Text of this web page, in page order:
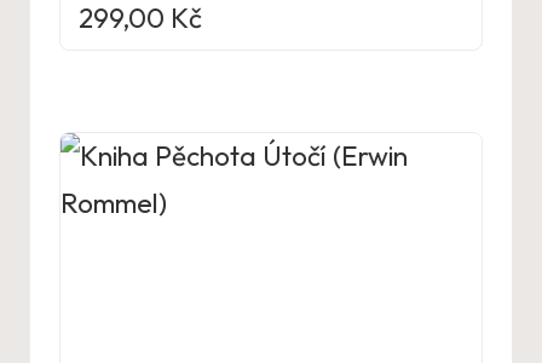
299,00 Kč